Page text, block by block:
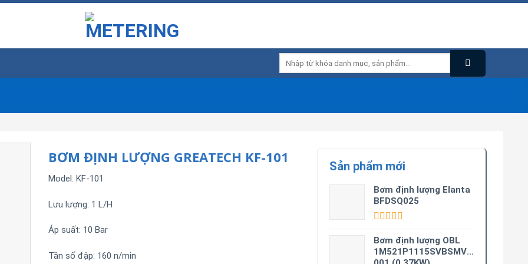
kiếm:
Sản phẩm mới
Bơm định lượng Elanta
BFDSQ025
hạng 5.005
sao
Bơm định lượng OBL
1M521P1115SVBSMV0M3-
BƠM ĐỊNH LƯỢNG GREATECH KF-101
Model: KF-101
Lưu lượng: 1 L/H
Áp suất: 10 Bar
Tần số đập: 160 n/min